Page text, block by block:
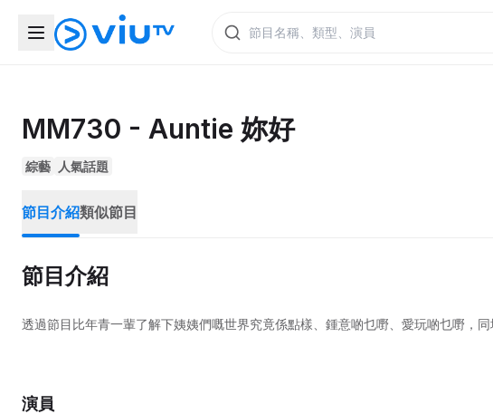
MM730 - Auntie 妳好
綜藝 人氣話題
節目介紹類似節目
節目介紹
透過節目比年青一輩了解下姨姨們嘅世界究竟係點樣、鍾意啲乜嘢、愛玩啲乜嘢，同
演員